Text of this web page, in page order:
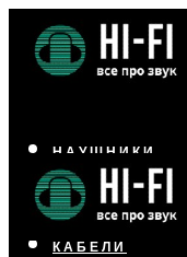
НАУШНИКИ
АКУСТИКА
УСИЛИТЕЛИ
КАБЕЛИ